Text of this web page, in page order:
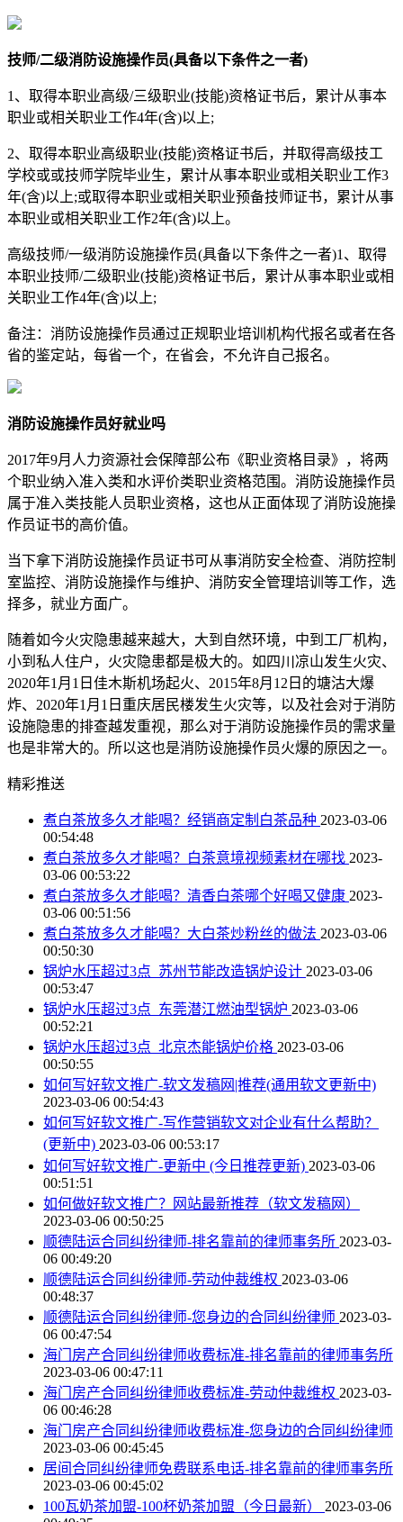
技师/二级消防设施操作员(具备以下条件之一者)
1、取得本职业高级/三级职业(技能)资格证书后，累计从事本
职业或相关职业工作4年(含)以上;
2、取得本职业高级职业(技能)资格证书后，并取得高级技工
学校或或技师学院毕业生，累计从事本职业或相关职业工作3
年(含)以上;或取得本职业或相关职业预备技师证书，累计从事
本职业或相关职业工作2年(含)以上。
高级技师/一级消防设施操作员(具备以下条件之一者)1、取得
本职业技师/二级职业(技能)资格证书后，累计从事本职业或相
关职业工作4年(含)以上;
备注：消防设施操作员通过正规职业培训机构代报名或者在各
省的鉴定站，每省一个，在省会，不允许自己报名。
消防设施操作员好就业吗
2017年9月人力资源社会保障部公布《职业资格目录》，将两
个职业纳入准入类和水评价类职业资格范围。消防设施操作员
属于准入类技能人员职业资格，这也从正面体现了消防设施操
作员证书的高价值。
当下拿下消防设施操作员证书可从事消防安全检查、消防控制
室监控、消防设施操作与维护、消防安全管理培训等工作，选
择多，就业方面广。
随着如今火灾隐患越来越大，大到自然环境，中到工厂机构，
小到私人住户，火灾隐患都是极大的。如四川凉山发生火灾、
2020年1月1日佳木斯机场起火、2015年8月12日的塘沽大爆
炸、2020年1月1日重庆居民楼发生火灾等，以及社会对于消防
设施隐患的排查越发重视，那么对于消防设施操作员的需求量
也是非常大的。所以这也是消防设施操作员火爆的原因之一。
精彩推送
煮白茶放多久才能喝？经销商定制白茶品种 2023-03-06
00:54:48
煮白茶放多久才能喝？白茶意境视频素材在哪找 2023-
03-06 00:53:22
煮白茶放多久才能喝？清香白茶哪个好喝又健康 2023-
03-06 00:51:56
煮白茶放多久才能喝？大白茶炒粉丝的做法 2023-03-06
00:50:30
锅炉水压超过3点_苏州节能改造锅炉设计 2023-03-06
00:53:47
锅炉水压超过3点_东莞潜江燃油型锅炉 2023-03-06
00:52:21
锅炉水压超过3点_北京杰能锅炉价格 2023-03-06
00:50:55
如何写好软文推广-软文发稿网|推荐(通用软文更新中)
2023-03-06 00:54:43
如何写好软文推广-写作营销软文对企业有什么帮助？
(更新中) 2023-03-06 00:53:17
如何写好软文推广-更新中 (今日推荐更新) 2023-03-06
00:51:51
如何做好软文推广？网站最新推荐（软文发稿网）
2023-03-06 00:50:25
顺德陆运合同纠纷律师-排名靠前的律师事务所 2023-03-
06 00:49:20
顺德陆运合同纠纷律师-劳动仲裁维权 2023-03-06
00:48:37
顺德陆运合同纠纷律师-您身边的合同纠纷律师 2023-03-
06 00:47:54
海门房产合同纠纷律师收费标准-排名靠前的律师事务所
2023-03-06 00:47:11
海门房产合同纠纷律师收费标准-劳动仲裁维权 2023-03-
06 00:46:28
海门房产合同纠纷律师收费标准-您身边的合同纠纷律师
2023-03-06 00:45:45
居间合同纠纷律师免费联系电话-排名靠前的律师事务所
2023-03-06 00:45:02
100瓦奶茶加盟-100杯奶茶加盟（今日最新） 2023-03-06